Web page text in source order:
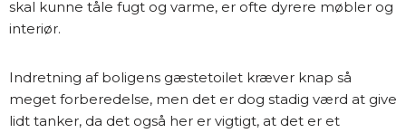
skal kunne tåle fugt og varme, er ofte dyrere møbler og
interiør.
Indretning af boligens gæstetoilet kræver knap så
meget forberedelse, men det er dog stadig værd at give
lidt tanker, da det også her er vigtigt, at det er et